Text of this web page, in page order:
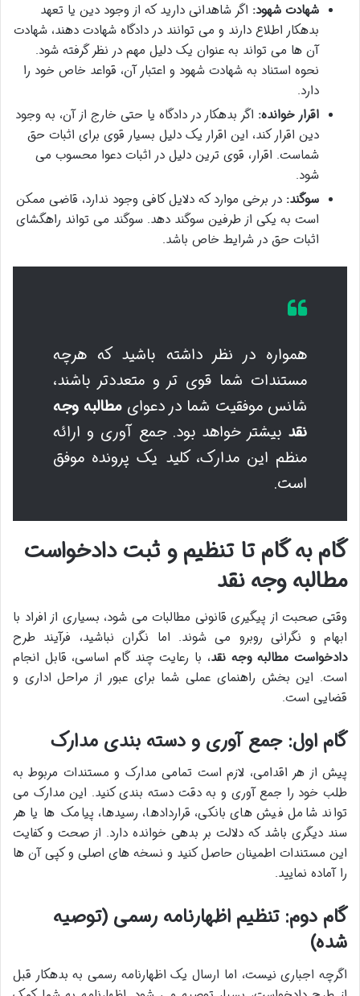
شهادت شهود: اگر شاهدانی دارید که از وجود دین یا تعهد
بدهکار اطلاع دارند و می توانند در دادگاه شهادت دهند، شهادت
آن ها می تواند به عنوان یک دلیل مهم در نظر گرفته شود.
نحوه استناد به شهادت شهود و اعتبار آن، قواعد خاص خود را
دارد.
اقرار خوانده: اگر بدهکار در دادگاه یا حتی خارج از آن، به وجود
دین اقرار کند، این اقرار یک دلیل بسیار قوی برای اثبات حق
شماست. اقرار، قوی ترین دلیل در اثبات دعوا محسوب می
شود.
سوگند: در برخی موارد که دلایل کافی وجود ندارد، قاضی ممکن
است به یکی از طرفین سوگند دهد. سوگند می تواند راهگشای
اثبات حق در شرایط خاص باشد.
همواره در نظر داشته باشید که هرچه
مستندات شما قوی تر و متعددتر باشند،
شانس موفقیت شما در دعوایمطالبه وجه
نقد بیشتر خواهد بود. جمع آوری و ارائه
منظم این مدارک، کلید یک پرونده موفق
است.
گام به گام تا تنظیم و ثبت دادخواست
مطالبه وجه نقد
وقتی صحبت از پیگیری قانونی مطالبات می شود، بسیاری از افراد با
ابهام و نگرانی روبرو می شوند. اما نگران نباشید، فرآیند طرح
دادخواست مطالبه وجه نقد، با رعایت چند گام اساسی، قابل انجام
است. این بخش راهنمای عملی شما برای عبور از مراحل اداری و
قضایی است.
گام اول: جمع آوری و دسته بندی مدارک
پیش از هر اقدامی، لازم است تمامی مدارک و مستندات مربوط به
طلب خود را جمع آوری و به دقت دسته بندی کنید. این مدارک می
تواند شامل فیش های بانکی، قراردادها، رسیدها، پیامک ها یا هر
سند دیگری باشد که دلالت بر بدهی خوانده دارد. از صحت و کفایت
این مستندات اطمینان حاصل کنید و نسخه های اصلی و کپی آن ها
را آماده نمایید.
گام دوم: تنظیم اظهارنامه رسمی (توصیه
شده)
اگرچه اجباری نیست، اما ارسال یک اظهارنامه رسمی به بدهکار قبل